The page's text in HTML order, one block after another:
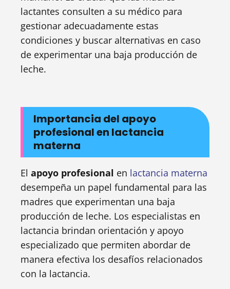
lactantes consulten a su médico para
gestionar adecuadamente estas
condiciones y buscar alternativas en caso
de experimentar una baja producción de
leche.
Importancia del apoyo
profesional en lactancia
materna
El apoyo profesional en lactancia materna
desempeña un papel fundamental para las
madres que experimentan una baja
producción de leche. Los especialistas en
lactancia brindan orientación y apoyo
especializado que permiten abordar de
manera efectiva los desafíos relacionados
con la lactancia.